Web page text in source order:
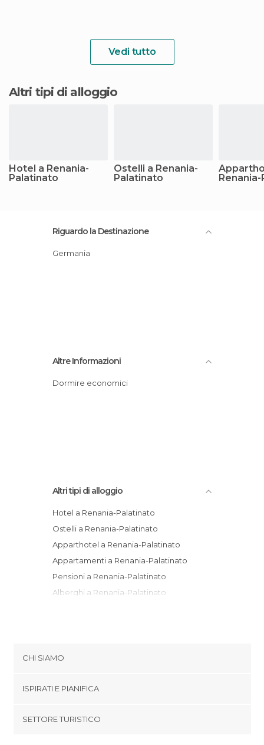
Vedi tutto
Altri tipi di alloggio
Hotel a Renania-
Palatinato
Ostelli a Renania-
Palatinato
Riguardo la Destinazione
Germania
Altre Informazioni
Dormire economici
Altri tipi di alloggio
Hotel a Renania-Palatinato
Ostelli a Renania-Palatinato
Apparthotel a Renania-Palatinato
Appartamenti a Renania-Palatinato
Pensioni a Renania-Palatinato
Alberghi a Renania-Palatinato
Agriturismi a Renania-Palatinato
CHI SIAMO
Termini e Condizioni
ISPIRATI E PIANIFICA
SETTORE TURISTICO